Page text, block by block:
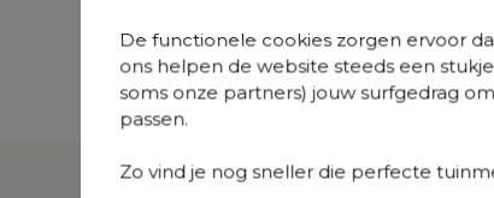
De functionele cookies zorgen ervoor
ons helpen de website steeds een
soms onze partners) jouw surfgedrag
passen.
Zo vind je nog sneller die perfecte
varianten
Donato
loungehoek in wit
aluminium met all
sunbrella® luxe
+ varianten
Donato
loungebank in wit
sunbrella® luxe